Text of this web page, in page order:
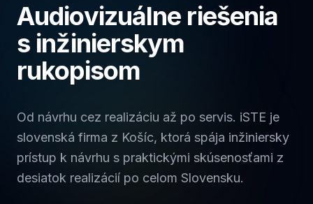
Audiovizuálne riešenia
s inžinierskym
rukopisom
Od návrhu cez realizáciu až po servis. iSTE je
slovenská firma z Košíc, ktorá spája inžiniersky
prístup k návrhu s praktickými skúsenosťami z
desiatok realizácií po celom Slovensku.